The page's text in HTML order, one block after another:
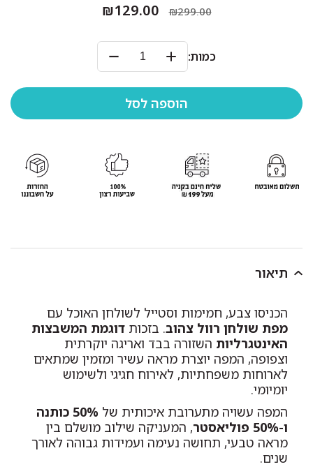
₪299.00
₪129.00
כמות:
תיאור
הכניסו צבע, חמימות וסטייל לשולחן האוכל עם
מפת שולחן רוול צהוב. בזכות דוגמת המשבצות
האינטגרליות השזורה בבד ואריגה יוקרתית
וצפופה, המפה יוצרת מראה עשיר ומזמין שמתאים
לארוחות משפחתיות, לאירוח חגיגי ולשימוש
יומיומי.
המפה עשויה מתערובת איכותית של
50% כותנה
ו-50% פוליאסטר
, המעניקה שילוב מושלם בין
מראה טבעי, תחושה נעימה ועמידות גבוהה לאורך
שנים.